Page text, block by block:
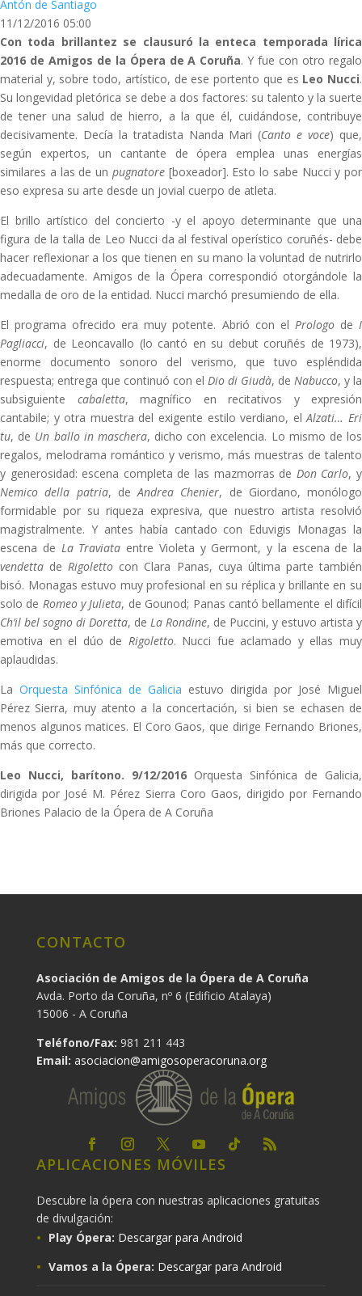
Antón de Santiago
11/12/2016 05:00
Con toda brillantez se clausuró la enteca temporada lírica
2016 de Amigos de la Ópera de A Coruña. Y fue con otro regalo
material y, sobre todo, artístico, de ese portento que es Leo Nucci.
Su longevidad pletórica se debe a dos factores: su talento y la suerte
de tener una salud de hierro, a la que él, cuidándose, contribuye
decisivamente. Decía la tratadista Nanda Mari (Canto e voce) que,
según expertos, un cantante de ópera emplea unas energías
similares a las de un pugnatore [boxeador]. Esto lo sabe Nucci y por
eso expresa su arte desde un jovial cuerpo de atleta.
El brillo artístico del concierto -y el apoyo determinante que una
figura de la talla de Leo Nucci da al festival operístico coruñés- debe
hacer reflexionar a los que tienen en su mano la voluntad de nutrirlo
adecuadamente. Amigos de la Ópera correspondió otorgándole la
medalla de oro de la entidad. Nucci marchó presumiendo de ella.
El programa ofrecido era muy potente. Abrió con el Prologo de I
Pagliacci, de Leoncavallo (lo cantó en su debut coruñés de 1973),
enorme documento sonoro del verismo, que tuvo espléndida
respuesta; entrega que continuó con el Dio di Giudà, de Nabucco, y la
subsiguiente cabaletta, magnífico en recitativos y expresión
cantabile; y otra muestra del exigente estilo verdiano, elAlzati… Eri
tu, de Un ballo in maschera, dicho con excelencia. Lo mismo de los
regalos, melodrama romántico y verismo, más muestras de talento
y generosidad: escena completa de las mazmorras de Don Carlo, y
Nemico della patria, de Andrea Chenier, de Giordano, monólogo
formidable por su riqueza expresiva, que nuestro artista resolvió
magistralmente. Y antes había cantado con Eduvigis Monagas la
escena de La Traviata entre Violeta y Germont, y la escena de la
vendetta de Rigoletto con Clara Panas, cuya última parte también
bisó. Monagas estuvo muy profesional en su réplica y brillante en su
solo de Romeo y Julieta, de Gounod; Panas cantó bellamente el difícil
Ch’il bel sogno di Doretta, de La Rondine, de Puccini, y estuvo artista y
emotiva en el dúo de Rigoletto. Nucci fue aclamado y ellas muy
aplaudidas.
La Orquesta Sinfónica de Galicia estuvo dirigida por José Miguel
Pérez Sierra, muy atento a la concertación, si bien se echasen de
menos algunos matices. El Coro Gaos, que dirige Fernando Briones,
más que correcto.
Leo Nucci, barítono. 9/12/2016 Orquesta Sinfónica de Galicia,
dirigida por José M. Pérez Sierra Coro Gaos, dirigido por Fernando
Briones Palacio de la Ópera de A Coruña
CONTACTO
Asociación de Amigos de la Ópera de A Coruña
Avda. Porto da Coruña, nº 6 (Edificio Atalaya)
15006 - A Coruña
Teléfono/Fax: 981 211 443
Email: asociacion@amigosoperacoruna.org
APLICACIONES MÓVILES
Descubre la ópera con nuestras aplicaciones gratuitas
de divulgación:
Play Ópera: Descargar para Android
Vamos a la Ópera: Descargar para Android